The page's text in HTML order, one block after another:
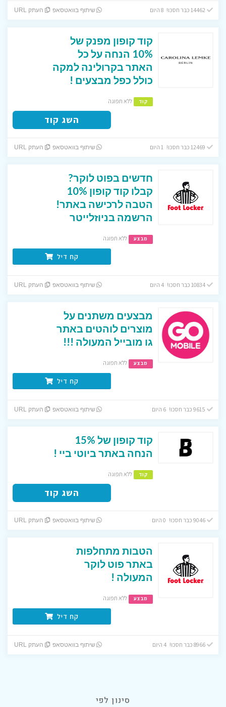
שיתוף בוואטסאפ העתק URL
קוד קופון מפנק של
10% הנחה על כל
האתר בקרולינה למקה
כולל כפל מבצעים !
קוד ללא תפוגה
השג קוד
שיתוף בוואטסאפ העתק URL
חדשים בפוט לוקר?
קבלו קוד קופון 10%
הטבה לרכישה באתר!
הרשמה בניוזלייטר
מבצע ללא תפוגה
קח דיל
10834 כבר חסכו! 4 היום שיתוף בוואטסאפ העתק URL
מבצעים משתנים על
מוצרים לוהטים באתר
גו מובייל המעולה !!!
מבצע ללא תפוגה
קח דיל
שיתוף בוואטסאפ העתק URL
קוד קופון של 15%
הנחה באתר ביוטי ביי !
קוד ללא תפוגה
השג קוד
9046 כבר חסכו! 0 היום שיתוף בוואטסאפ העתק URL
הטבות מתחלפות
באתר פוט לוקר
המעולה !
מבצע ללא תפוגה
קח דיל
8966 כבר חסכו! 4 היום שיתוף בוואטסאפ העתק URL
סינון לפי